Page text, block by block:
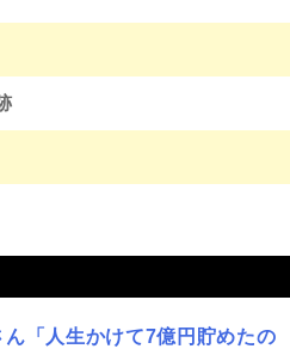
ん「人生かけて7億円貯めたの